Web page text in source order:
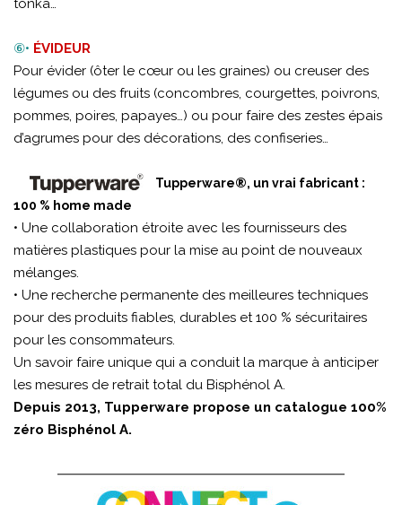
tonka…
⑥• ÉVIDEUR
Pour évider (ôter le cœur ou les graines) ou creuser des
légumes ou des fruits (concombres, courgettes, poivrons,
pommes, poires, papayes…) ou pour faire des zestes épais
d’agrumes pour des décorations, des confiseries…
Tupperware®, un vrai fabricant :
100 % home made
• Une collaboration étroite avec les fournisseurs des
matières plastiques pour la mise au point de nouveaux
mélanges.
• Une recherche permanente des meilleures techniques
pour des produits fiables, durables et 100 % sécuritaires
pour les consommateurs.
Un savoir faire unique qui a conduit la marque à anticiper
les mesures de retrait total du Bisphénol A.
Depuis 2013, Tupperware propose un catalogue 100%
zéro Bisphénol A.